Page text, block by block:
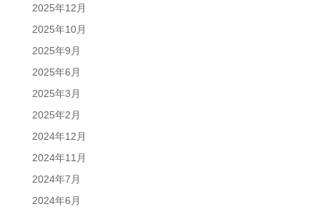
2025年12月
2025年10月
2025年9月
2025年6月
2025年3月
2025年2月
2024年12月
2024年11月
2024年7月
2024年6月